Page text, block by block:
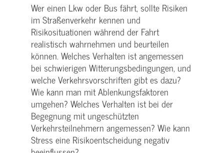
Wer einen Lkw oder Bus fährt, sollte Risiken
im Straßenverkehr kennen und
Risikosituationen während der Fahrt
realistisch wahrnehmen und beurteilen
können. Welches Verhalten ist angemessen
bei schwierigen Witterungsbedingungen, und
welche Verkehrsvorschriften gibt es dazu?
Wie kann man mit Ablenkungsfaktoren
umgehen? Welches Verhalten ist bei der
Begegnung mit ungeschützten
Verkehrsteilnehmern angemessen? Wie kann
Stress eine Risikoentscheidung negativ